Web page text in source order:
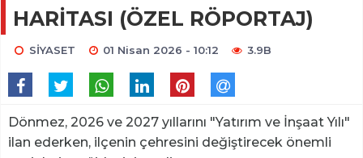
HARİTASI (ÖZEL RÖPORTAJ)
SİYASET 01 Nisan 2026 - 10:12 3.9B
Dönmez, 2026 ve 2027 yıllarını "Yatırım ve İnşaat Yılı"
ilan ederken, ilçenin çehresini değiştirecek önemli